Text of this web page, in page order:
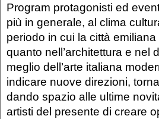
Program protagonisti ed
più in generale, al clima
periodo in cui la città
quanto nell’architettura e nel
meglio dell’arte italiana
indicare nuove direzioni,
dando spazio alle ultime
artisti del presente di creare